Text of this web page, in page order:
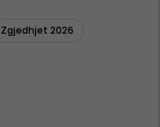
Zgjedhjet 2026